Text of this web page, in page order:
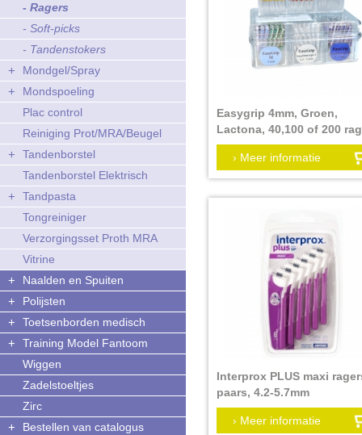
- Ragers
- Soft-picks
- Tandenstokers
+ Mondgel/Spray
+
Mondspoeling
Plac control
Reiniging Prot/MRA/Beugel
+
Tandenborstel
Tandenborstel Elektrisch
+
Tandpasta
Tongreiniger
Verzorgingsset Proth MRA
Vitrine
+ Naalden en Spuiten
+ Polijsten
+ Toetsenborden medisch
+
Training Model Fantoom
Wiggen
Zadelstoeltjes
Zirc
+
Bestellen van catalogus
Easygrip 4mm, Groen,
Lactona, 40,100 of 200
per verpakking
Verpakkingseenheid:
› Meer informatie
Interprox PLUS maxi
paars, 4.2-5.7mm
Verpakkingseenheid:
› Meer informatie